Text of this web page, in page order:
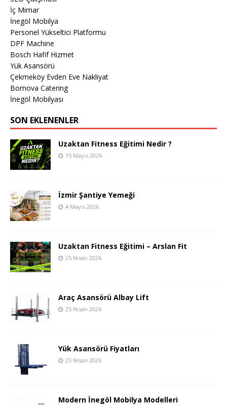
İç Mimar
İnegöl Mobilya
Personel Yükseltici Platformu
DPF Machine
Bosch Hafif Hizmet
Yük Asansörü
Çekmeköy Evden Eve Nakliyat
Bornova Catering
İnegöl Mobilyası
SON EKLENENLER
Uzaktan Fitness Eğitimi Nedir ?
15 Mayıs 2026
İzmir Şantiye Yemeği
4 Mayıs 2026
Uzaktan Fitness Eğitimi – Arslan Fit
25 Nisan 2026
Araç Asansörü Albay Lift
25 Nisan 2026
Yük Asansörü Fiyatları
25 Nisan 2026
Modern İnegöl Mobilya Modelleri